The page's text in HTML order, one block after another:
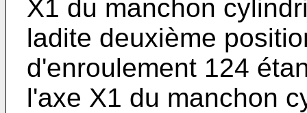
X1 du manchon
ladite deuxième
d'enroulement 124
l'axe X1 du manchon